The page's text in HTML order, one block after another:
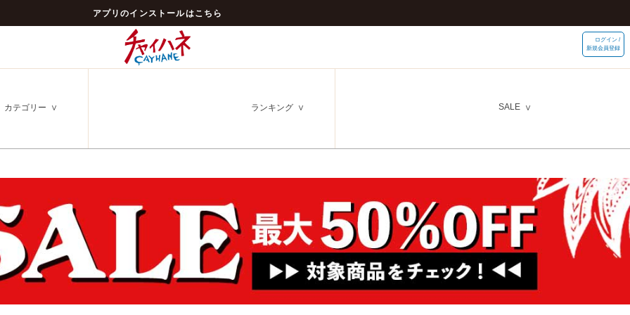
アプリのインストールはこちら
ログイン /
新規会員登録
カテゴリー ランキング SALE